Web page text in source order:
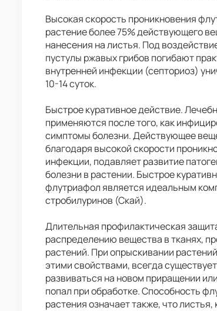
Высокая скорость проникновения
растение более 75% действующего
нанесения на листья. Под
пустулы ржавых грибов погибают
внутренней инфекции (септориоз)
10-14 суток.
Быстрое куративное действие.
применяются после того, как
симптомы болезни. Действующее
благодаря высокой скорости
инфекции, подавляет развитие
болезни в растении. Быстрое
флутриафол является идеальным
стробилуринов (Скай).
Длительная профилактическая
распределению вещества в тканях,
растений. При опрыскивании
этими свойствами, всегда
развиваться на новом приращении
попал при обработке. Способность
растения означает также, что